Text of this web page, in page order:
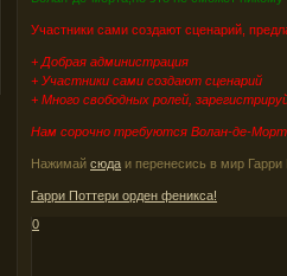
Участники сами создают сценарий,
+ Добрая администрация
+ Участники сами создают сценарий
+ Много свободных ролей,
Нам сорочно требуются Волан-де-
Нажимайсюда и перенесись в мир Гарри
Гарри Поттери орден феникса!
0